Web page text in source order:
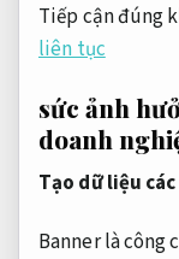
Tiếp cận đúng
liên tục
sức ảnh
doanh
Tạo dữ liệu
Banner là công